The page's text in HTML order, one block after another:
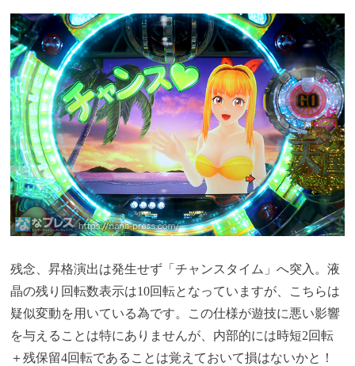
残念、昇格演出は発生せず「チャンスタイム」へ突入。液
晶の残り回転数表示は10回転となっていますが、こちらは
疑似変動を用いている為です。この仕様が遊技に悪い影響
を与えることは特にありませんが、内部的には時短2回転
＋残保留4回転であることは覚えておいて損はないかと！